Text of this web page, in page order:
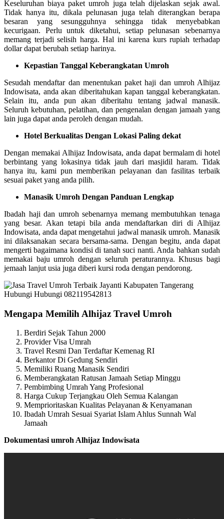
Keseluruhan biaya paket umroh juga telah dijelaskan sejak awal.
Tidak hanya itu, dikala pelunasan juga telah diterangkan berapa
besaran yang sesungguhnya sehingga tidak menyebabkan
kecurigaan. Perlu untuk diketahui, setiap pelunasan sebenarnya
memang terjadi selisih harga. Hal ini karena kurs rupiah terhadap
dollar dapat berubah setiap harinya.
Kepastian Tanggal Keberangkatan Umroh
Sesudah mendaftar dan menentukan paket haji dan umroh Alhijaz
Indowisata, anda akan diberitahukan kapan tanggal keberangkatan.
Selain itu, anda pun akan diberitahu tentang jadwal manasik.
Seluruh kebutuhan, pelatihan, dan pengenalan dengan jamaah yang
lain juga dapat anda peroleh dengan mudah.
Hotel Berkualitas Dengan Lokasi Paling dekat
Dengan memakai Alhijaz Indowisata, anda dapat bermalam di hotel
berbintang yang lokasinya tidak jauh dari masjidil haram. Tidak
hanya itu, kami pun memberikan pelayanan dan fasilitas terbaik
sesuai paket yang anda pilih.
Manasik Umroh Dengan Panduan Lengkap
Ibadah haji dan umroh sebenarnya memang membutuhkan tenaga
yang besar. Akan tetapi bila anda mendaftarkan diri di Alhijaz
Indowisata, anda dapat mengetahui jadwal manasik umroh. Manasik
ini dilaksanakan secara bersama-sama. Dengan begitu, anda dapat
mengerti bagaimana kondisi di tanah suci nanti. Anda bahkan sudah
memakai baju umroh dengan seluruh peraturannya. Khusus bagi
jemaah lanjut usia juga diberi kursi roda dengan pendorong.
Mengapa Memilih Alhijaz Travel Umroh
Berdiri Sejak Tahun 2000
Provider Visa Umrah
Travel Resmi Dan Terdaftar Kemenag RI
Berkantor Di Gedung Sendiri
Memiliki Ruang Manasik Sendiri
Memberangkatan Ratusan Jamaah Setiap Minggu
Pembimbing Umrah Yang Profesional
Harga Cukup Terjangkau Oleh Semua Kalangan
Memprioritaskan Kualitas Pelayanan & Kenyamanan
Ibadah Umrah Sesuai Syariat Islam Ahlus Sunnah Wal
Jamaah
Dokumentasi umroh Alhijaz Indowisata